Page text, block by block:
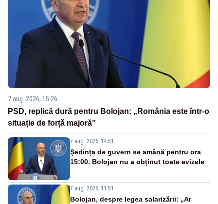
7 aug. 2026, 15:26
PSD, replică dură pentru Bolojan: „România este într-o
situație de forță majoră”
7 aug. 2026, 14:51
Ședința de guvern se amână pentru ora
15:00. Bolojan nu a obținut toate avizele
7 aug. 2026, 11:51
Bolojan, despre legea salarizării: „Ar